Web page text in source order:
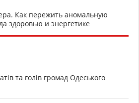
Как пережить аномальную
здоровью и энергетике
та голів громад Одеського